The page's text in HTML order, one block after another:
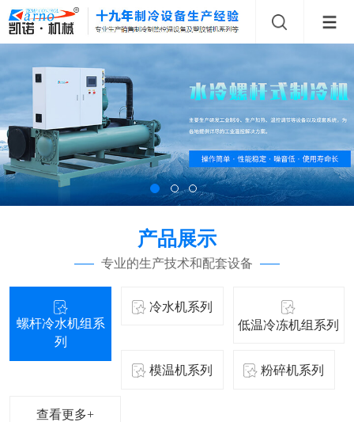
产品展示
专业的生产技术和配套设备
螺杆冷水机组系
列
冷水机系列
低温冷冻机组系列
模温机系列 粉碎机系列
查看更多+